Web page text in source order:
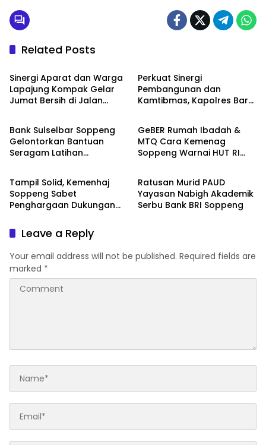
Related Posts
Daerah
Sinergi Aparat dan Warga
Lapajung Kompak Gelar
Jumat Bersih di Jalan
Perkuat Sinergi
Pembangunan dan
Kamtibmas, Kapolres Baru
Daerah
Bank Sulselbar Soppeng
Gelontorkan Bantuan
Seragam Latihan
Daerah
GeBER Rumah Ibadah &
MTQ Cara Kemenag
Soppeng Warnai HUT RI
Daerah
Tampil Solid, Kemenhaj
Soppeng Sabet
Penghargaan Dukungan
Kesehatan Haji Terbaik
Daerah
Ratusan Murid PAUD
Yayasan Nabigh Akademik
Serbu Bank BRI Soppeng
Leave a Reply
Your email address will not be published. Required fields are
marked *